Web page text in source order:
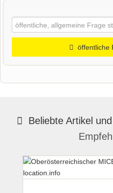
öffentliche
E-Mail-Adresse (wird nicht
Beliebte Artikel